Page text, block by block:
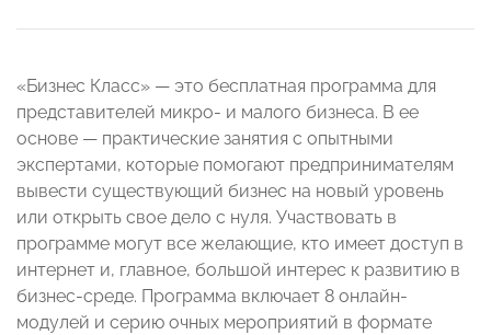
«Бизнес Класс» — это бесплатная программа для
представителей микро- и малого бизнеса. В ее
основе — практические занятия с опытными
экспертами, которые помогают предпринимателям
вывести существующий бизнес на новый уровень
или открыть свое дело с нуля. Участвовать в
программе могут все желающие, кто имеет доступ в
интернет и, главное, большой интерес к развитию в
бизнес-среде. Программа включает 8 онлайн-
модулей и серию очных мероприятий в формате